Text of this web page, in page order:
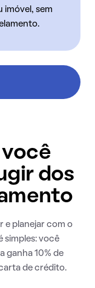
imóvel, sem
dos
e planejar com o
simples: você
ganha 10% de
de crédito.